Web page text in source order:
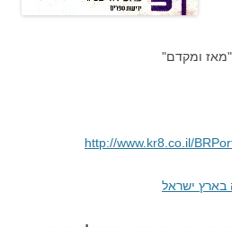
"מאז ומקדם"
http://www.kr8.co.il/
בארץ ישראל